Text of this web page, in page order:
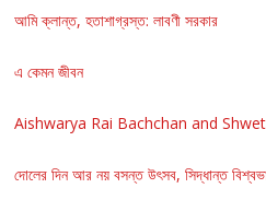
আমি ক্লান্ত, হতাশাগ্রস্ত: লাবণী সরকার
এ কেমন জীবন
Aishwarya Rai Bachchan and
দোলের দিন আর নয় বসন্ত উৎসব, সিদ্ধান্ত